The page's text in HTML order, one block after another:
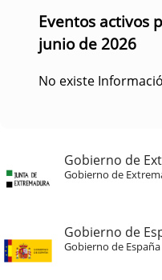
Eventos activos
junio de 2026
No existe
Gobierno de
Gobierno de
Gobierno de
Gobierno de España